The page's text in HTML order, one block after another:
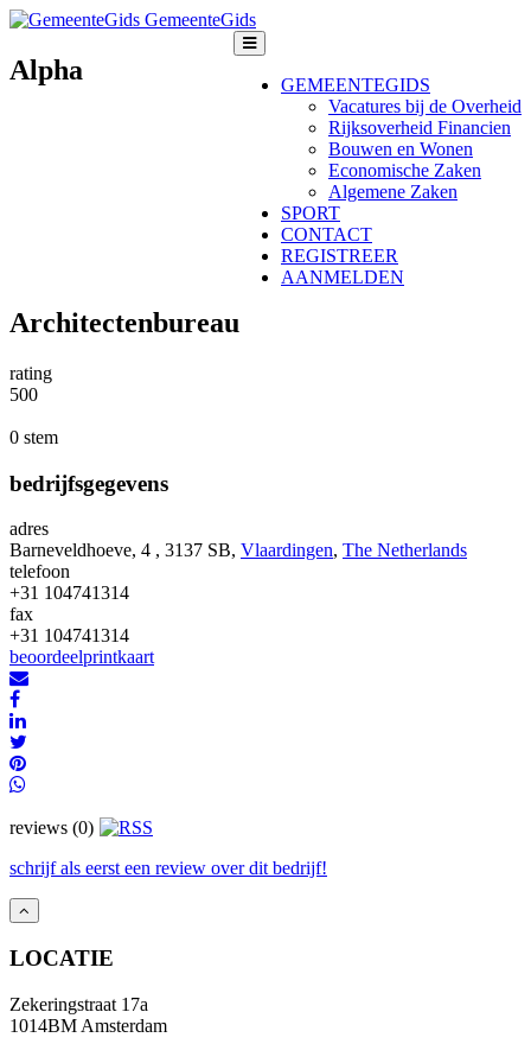
GemeenteGids
GEMEENTEGIDS
Vacatures bij de Overheid
Rijksoverheid Financien
Bouwen en Wonen
Economische Zaken
Algemene Zaken
SPORT
CONTACT
REGISTREER
AANMELDEN
Alpha
Architectenbureau
rating
500
0 stem
bedrijfsgegevens
adres
Barneveldhoeve, 4 , 3137 SB, Vlaardingen, The Netherlands
telefoon
+31 104741314
fax
+31 104741314
beoordeelprintkaart
reviews (0)
schrijf als eerst een review over dit bedrijf!
LOCATIE
Zekeringstraat 17a
1014BM Amsterdam